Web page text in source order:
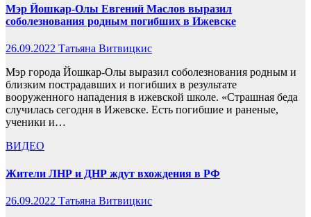
Мэр Йошкар-Олы Евгений Маслов выразил
соболезнования родным погибших в Ижевске
26.09.2022 Татьяна Витвицкис
Мэр города Йошкар-Олы выразил соболезнования родным и
близким пострадавших и погибших в результате
вооруженного нападения в ижевской школе. «Страшная беда
случилась сегодня в Ижевске. Есть погибшие и раненые,
ученики и…
ВИДЕО
Жители ЛНР и ДНР ждут вхождения в РФ
26.09.2022 Татьяна Витвицкис